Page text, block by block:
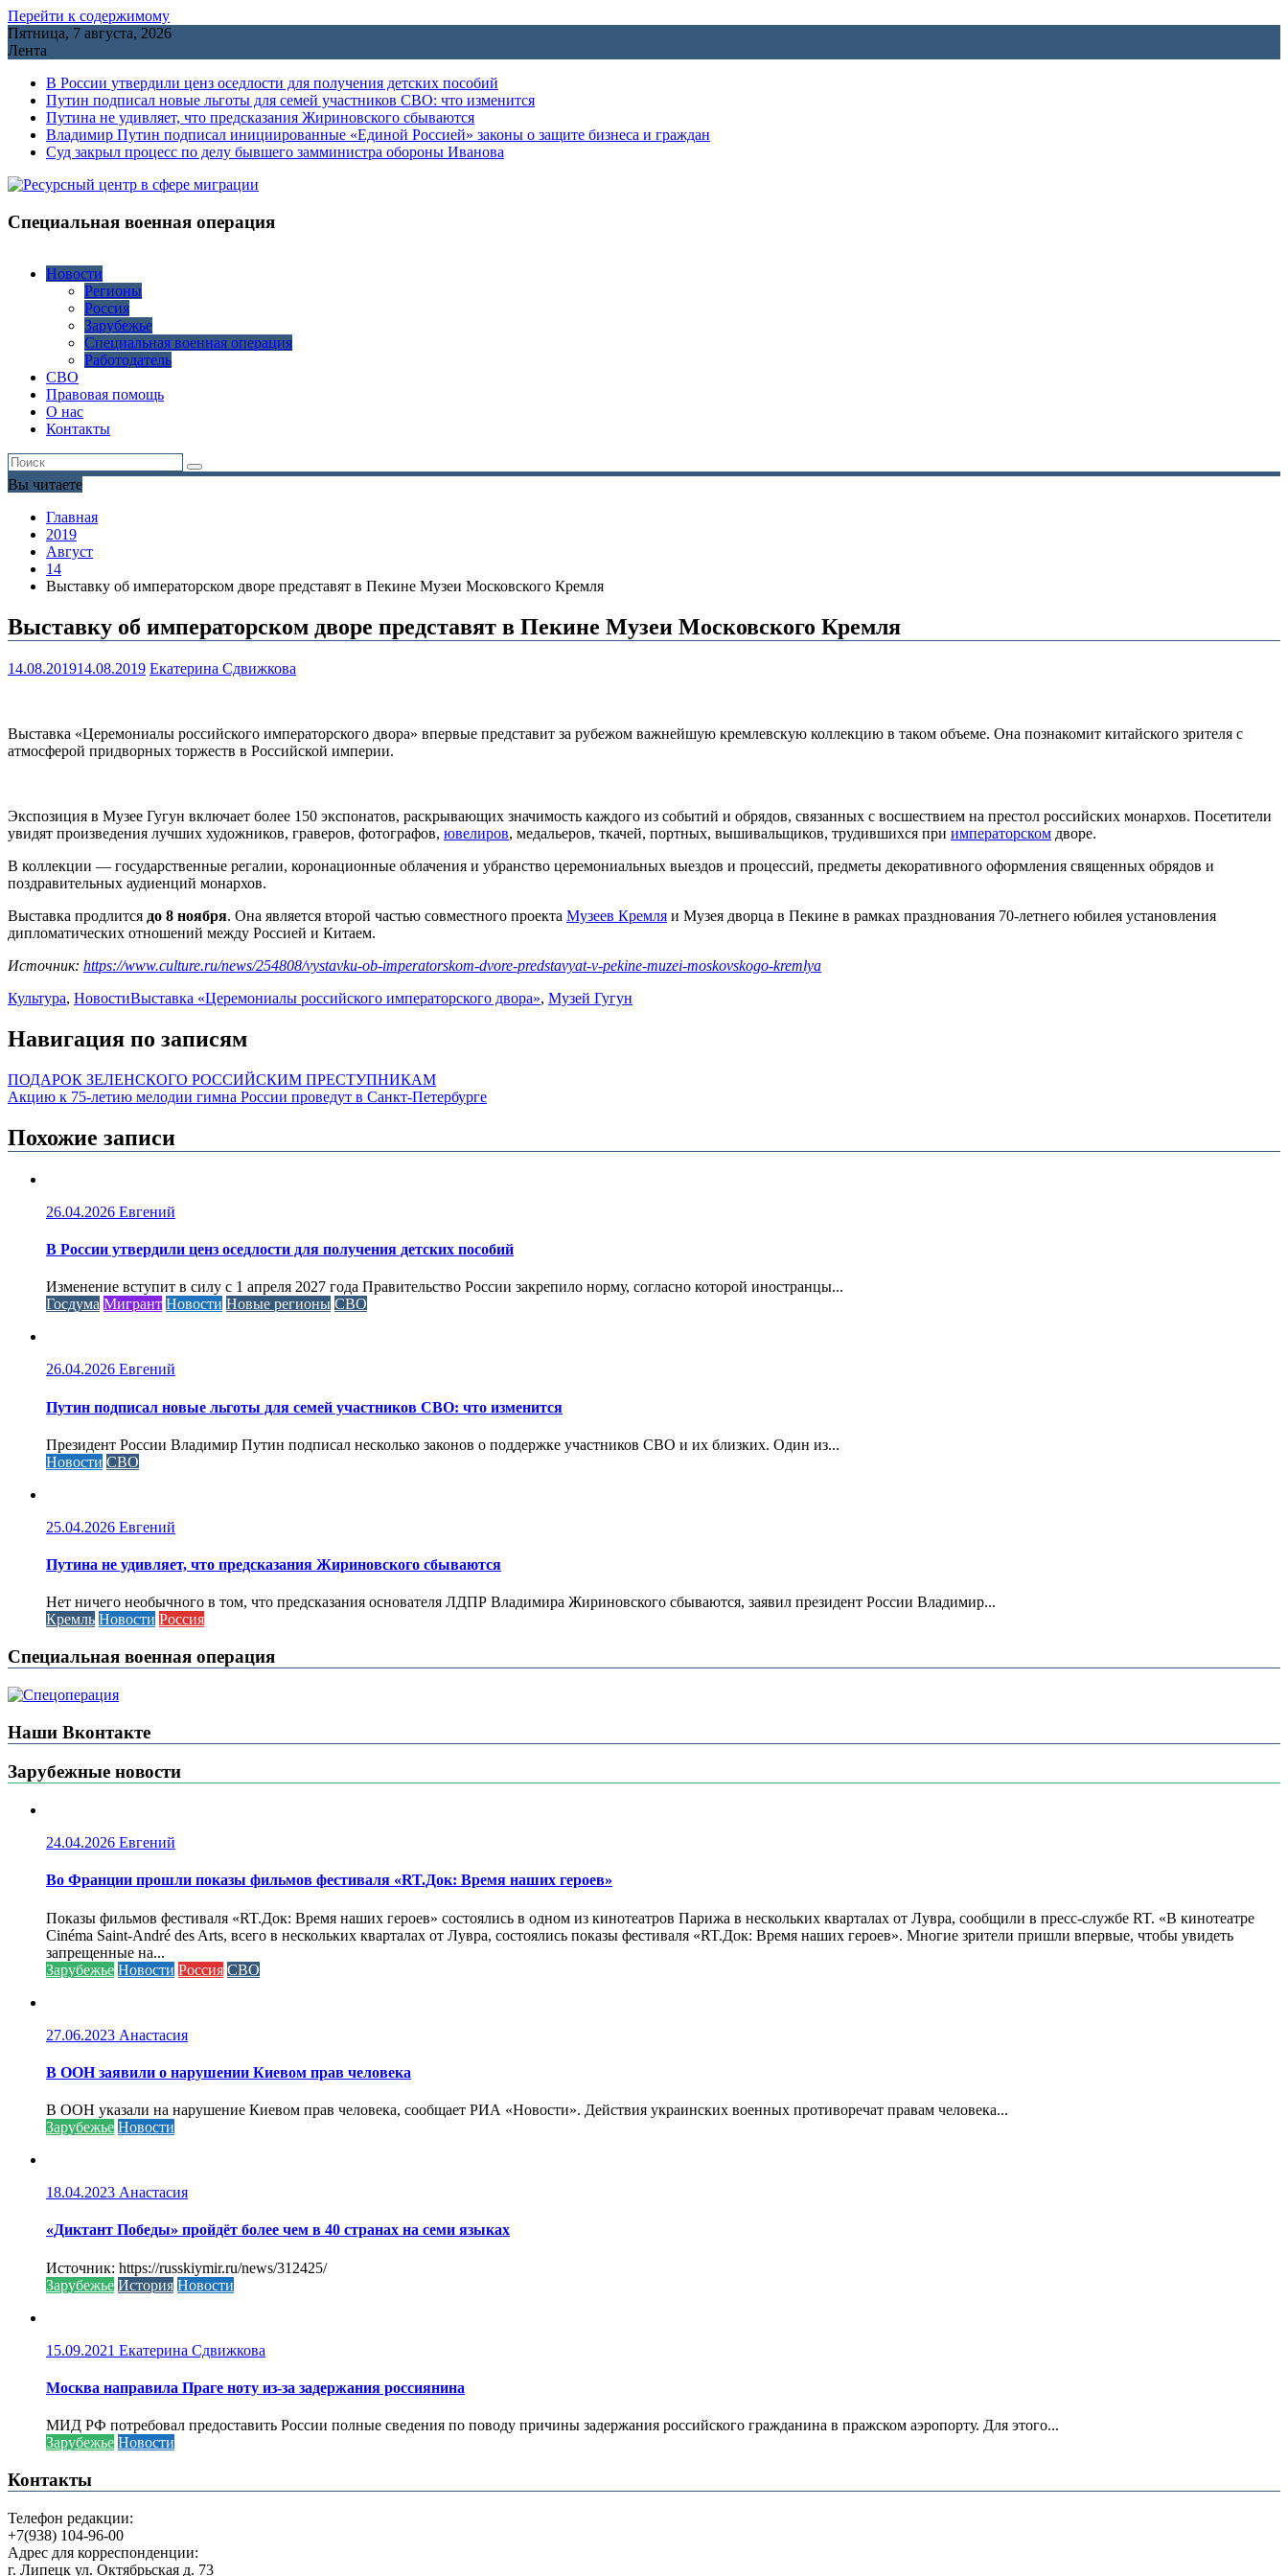
Перейти к содержимому
Пятница, 7 августа, 2026
Лента
В России утвердили ценз оседлости для получения детских пособий
Путин подписал новые льготы для семей участников СВО: что изменится
Путина не удивляет, что предсказания Жириновского сбываются
Владимир Путин подписал инициированные «Единой Россией» законы о защите бизнеса и граждан
Cуд закрыл процесс по делу бывшего замминистра обороны Иванова
Специальная военная операция
Новости
Регионы
Россия
Зарубежье
Специальная военная операция
Работодатель
СВО
Правовая помощь
О нас
Контакты
Вы читаете
Главная
2019
Август
14
Выставку об императорском дворе представят в Пекине Музеи Московского Кремля
Выставку об императорском дворе представят в Пекине Музеи Московского Кремля
14.08.201914.08.2019 Екатерина Сдвижкова
Выставка «Церемониалы российского императорского двора» впервые представит за рубежом важнейшую кремлевскую коллекцию в таком объеме. Она познакомит китайского зрителя с
атмосферой придворных торжеств в Российской империи.
Экспозиция в Музее Гугун включает более 150 экспонатов, раскрывающих значимость каждого из событий и обрядов, связанных с восшествием на престол российских монархов. Посетители
увидят произведения лучших художников, граверов, фотографов, ювелиров, медальеров, ткачей, портных, вышивальщиков, трудившихся при императорском дворе.
В коллекции — государственные регалии, коронационные облачения и убранство церемониальных выездов и процессий, предметы декоративного оформления священных обрядов и
поздравительных аудиенций монархов.
Выставка продлится до 8 ноября. Она является второй частью совместного проекта Музеев Кремля и Музея дворца в Пекине в рамках празднования 70-летнего юбилея установления
дипломатических отношений между Россией и Китаем.
Источник: https://www.culture.ru/news/254808/vystavku-ob-imperatorskom-dvore-predstavyat-v-pekine-muzei-moskovskogo-kremlya
Культура, НовостиВыставка «Церемониалы российского императорского двора», Музей Гугун
Навигация по записям
ПОДАРОК ЗЕЛЕНСКОГО РОССИЙСКИМ ПРЕСТУПНИКАМ
Акцию к 75-летию мелодии гимна России проведут в Санкт-Петербурге
Похожие записи
26.04.2026 Евгений
В России утвердили ценз оседлости для получения детских пособий
Изменение вступит в силу с 1 апреля 2027 года Правительство России закрепило норму, согласно которой иностранцы...
Госдума Мигрант Новости Новые регионы СВО
26.04.2026 Евгений
Путин подписал новые льготы для семей участников СВО: что изменится
Президент России Владимир Путин подписал несколько законов о поддержке участников СВО и их близких. Один из...
Новости СВО
25.04.2026 Евгений
Путина не удивляет, что предсказания Жириновского сбываются
Нет ничего необычного в том, что предсказания основателя ЛДПР Владимира Жириновского сбываются, заявил президент России Владимир...
Кремль Новости Россия
Специальная военная операция
Наши Вконтакте
Зарубежные новости
24.04.2026 Евгений
Во Франции прошли показы фильмов фестиваля «RT.Док: Время наших героев»
Показы фильмов фестиваля «RT.Док: Время наших героев» состоялись в одном из кинотеатров Парижа в нескольких кварталах от Лувра, сообщили в пресс-службе RT. «В кинотеатре
Cinéma Saint-André des Arts, всего в нескольких кварталах от Лувра, состоялись показы фестиваля «RT.Док: Время наших героев». Многие зрители пришли впервые, чтобы увидеть
запрещенные на...
Зарубежье Новости Россия СВО
27.06.2023 Анастасия
В ООН заявили о нарушении Киевом прав человека
В ООН указали на нарушение Киевом прав человека, сообщает РИА «Новости». Действия украинских военных противоречат правам человека...
Зарубежье Новости
18.04.2023 Анастасия
«Диктант Победы» пройдёт более чем в 40 странах на семи языках
Источник: https://russkiymir.ru/news/312425/
Зарубежье История Новости
15.09.2021 Екатерина Сдвижкова
Москва направила Праге ноту из-за задержания россиянина
МИД РФ потребовал предоставить России полные сведения по поводу причины задержания российского гражданина в пражском аэропорту. Для этого...
Зарубежье Новости
Контакты
Телефон редакции:
+7(938) 104-96-00
Адрес для корреспонденции:
г. Липецк ул. Октябрьская д. 73